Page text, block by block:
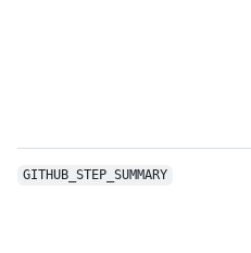
GITHUB_STEP_SUMMARY